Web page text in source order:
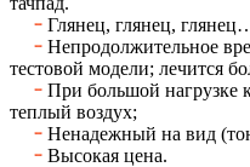
Глянец, глянец,
Непродолжительное
тестовой модели; лечится
При большой нагрузке
теплый воздух;
Ненадежный на вид
Высокая цена.